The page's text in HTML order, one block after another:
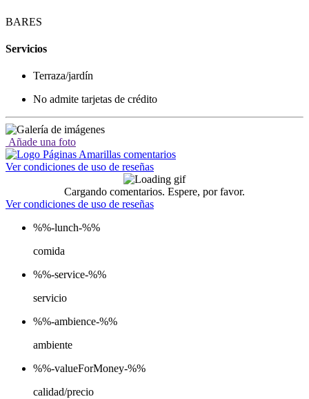
BARES
Servicios
Terraza/jardín
No admite tarjetas de crédito
Añade una foto
Ver condiciones de uso de reseñas
Cargando comentarios. Espere, por favor.
Ver condiciones de uso de reseñas
%%-lunch-%%
comida
%%-service-%%
servicio
%%-ambience-%%
ambiente
%%-valueForMoney-%%
calidad/precio